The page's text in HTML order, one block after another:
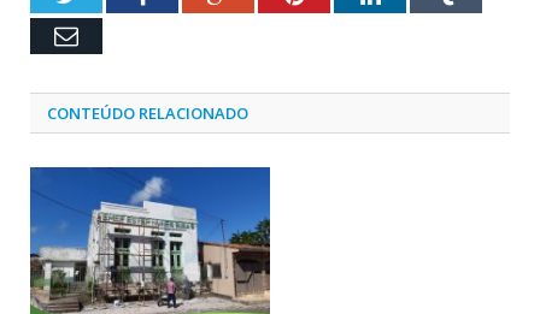
Email
CONTEÚDO RELACIONADO